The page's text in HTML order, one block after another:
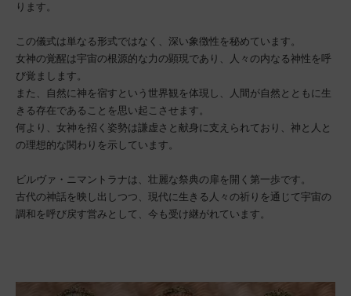
ります。
この儀式は単なる形式ではなく、深い象徴性を秘めています。
女神の覚醒は宇宙の根源的な力の顕現であり、人々の内なる神性を呼
び覚まします。
また、自然に神を宿すという世界観を体現し、人間が自然とともに生
きる存在であることを思い起こさせます。
何より、女神を招く姿勢は謙虚さと献身に支えられており、神と人と
の理想的な関わりを示しています。
ビルヴァ・ニマントラナは、壮麗な祭典の扉を開く第一歩です。
古代の神話を映し出しつつ、現代に生きる人々の祈りを通じて宇宙の
調和を呼び戻す営みとして、今も受け継がれています。